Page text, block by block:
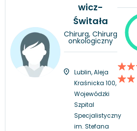
wicz-
Świtała
Chirurg, Chirurg
onkologiczny
Lublin, Aleja
Kraśnicka 100,
Wojewódzki
Szpital
Specjalistyczny
im. Stefana